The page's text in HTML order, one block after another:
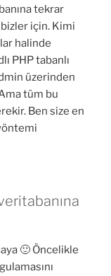
tekrar
için. Kimi
halinde
PHP tabanlı
üzerinden
tüm bu
Ben size en
🙂 Öncelikle